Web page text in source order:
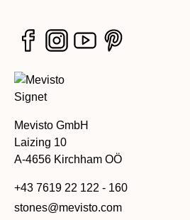
Mevisto GmbH
Laizing 10
A-4656 Kirchham OÖ
+43 7619 22 122 - 160
stones@mevisto.com